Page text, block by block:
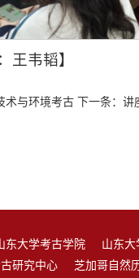
王韦韬】
术与环境考古 下一条： 讲
东大学考古学院 山东大
研究中心 芝加哥自然